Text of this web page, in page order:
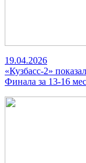
19.04.2026
«Кузбасс-2»
Финала за 13-16